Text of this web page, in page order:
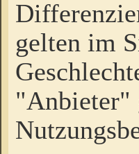
gelten im
"Anbieter"